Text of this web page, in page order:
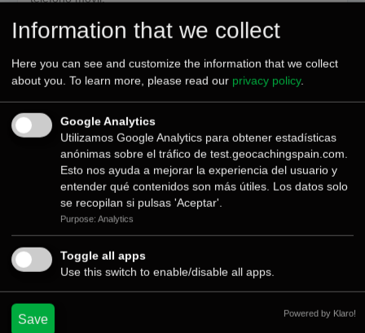
2. Durante 12 semanas consecutivas, el equipo técnico del
(contenedor) de los que se encuentran escondidos en el
entorno de Aguilar de Campoo. El tesoro consiste en una
regalos.
3. Todos los viernes serán publicadas (en Diario Palentino,
Radio Aguilar FM, web de GeocachingSpain y Facebook
del Geoparque Las Loras) las coordenadas, una pista y el
código del caché donde se encuentra escondido el tesoro.
4. El primer “geocacher” (jugador de geocaching) que
encuentre el tesoro deberá hacerse una foto en el lugar,
firmar en el libro de registro del caché y ponerse en
contacto con la dirección del Geoparque a través del
teléfono o la dirección de e-mail que figura en el vale
encontrado, para comunicar su hallazgo y concertar la
entrega del lote de regalos.
Information that we collect
Here you can see and customize the information that we collect
about you. To learn more, please read our privacy policy.
Google Analytics
Utilizamos Google Analytics para obtener estadísticas
anónimas sobre el tráfico de test.geocachingspain.com.
Esto nos ayuda a mejorar la experiencia del usuario y
entender qué contenidos son más útiles. Los datos solo
se recopilan si pulsas 'Aceptar'.
Purpose: Analytics
Toggle all apps
Use this switch to enable/disable all apps.
Save Powered by Klaro!